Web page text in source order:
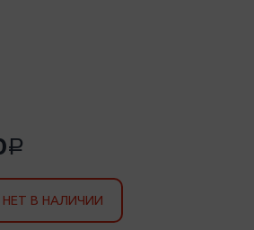
a
В НАЛИЧИИ